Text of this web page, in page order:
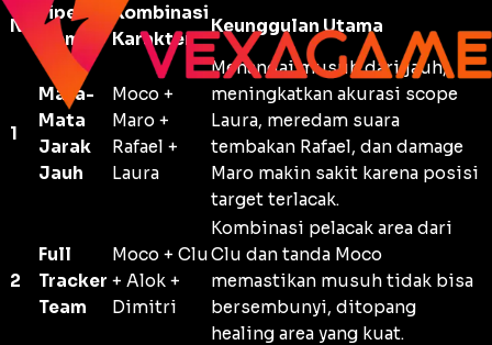
No
Tipe
Combo
Kombinasi
Karakter
Keunggulan Utama
1
Mata-
Mata
Jarak
Jauh
Moco +
Maro +
Rafael +
Laura
Menandai musuh dari jauh,
meningkatkan akurasi scope
Laura, meredam suara
tembakan Rafael, dan damage
Maro makin sakit karena posisi
target terlacak.
2
Full
Tracker
Team
Moco + Clu
+ Alok +
Dimitri
Kombinasi pelacak area dari
Clu dan tanda Moco
memastikan musuh tidak bisa
bersembunyi, ditopang
healing area yang kuat.